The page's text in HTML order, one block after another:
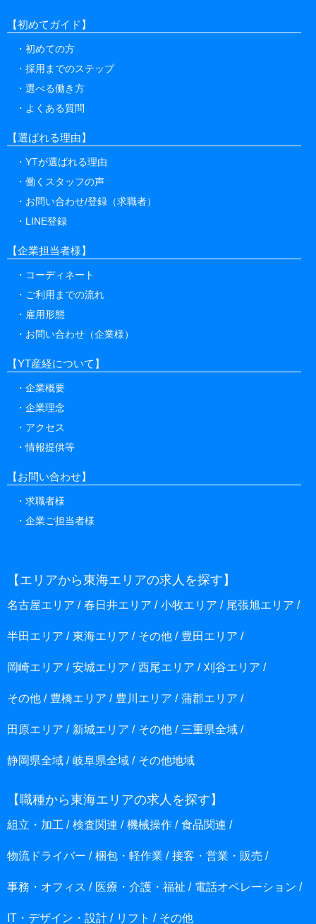
【初めてガイド】
初めての方
採用までのステップ
選べる働き方
よくある質問
【選ばれる理由】
YTが選ばれる理由
働くスタッフの声
お問い合わせ/登録（求職者）
LINE登録
【企業担当者様】
コーディネート
ご利用までの流れ
雇用形態
お問い合わせ（企業様）
【YT産経について】
企業概要
企業理念
アクセス
情報提供等
【お問い合わせ】
求職者様
企業ご担当者様
【エリアから東海エリアの求人を探す】
名古屋エリア 春日井エリア 小牧エリア 尾張旭エリア
半田エリア 東海エリア その他 豊田エリア
岡崎エリア 安城エリア 西尾エリア 刈谷エリア
その他 豊橋エリア 豊川エリア 蒲郡エリア
田原エリア 新城エリア その他 三重県全域
静岡県全域 岐阜県全域 その他地域
【職種から東海エリアの求人を探す】
組立・加工 検査関連 機械操作 食品関連
物流ドライバー 梱包・軽作業 接客・営業・販売
事務・オフィス 医療・介護・福祉 電話オペレーション
IT・デザイン・設計 リフト その他